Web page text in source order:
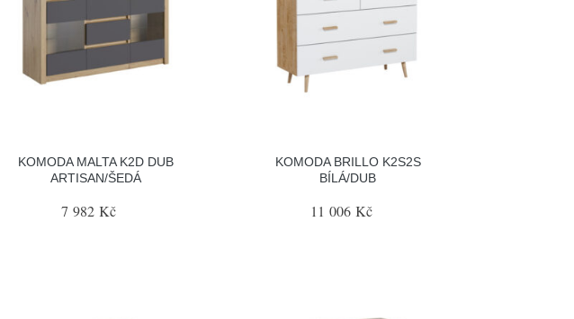
KOMODA MALTA K2D DUB
ARTISAN/ŠEDÁ
7 982 Kč
KOMODA BRILLO K2S2S
BÍLÁ/DUB
11 006 Kč